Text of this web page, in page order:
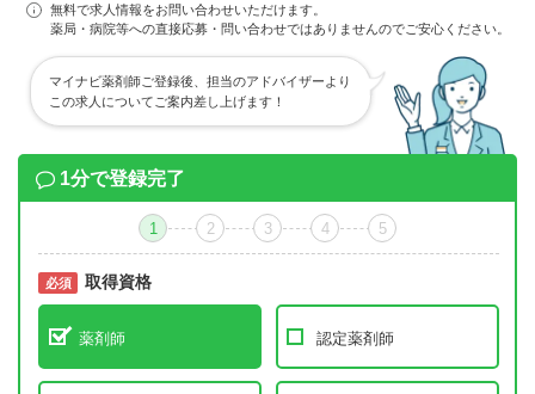
無料で求人情報をお問い合わせいただけます。
薬局・病院等への直接応募・問い合わせではありませんのでご安心ください。
マイナビ薬剤師ご登録後、担当のアドバイザーより
この求人についてご案内差し上げます！
1分で登録完了
1 2 3 4 5
必須 取得資格
薬剤師 認定薬剤師